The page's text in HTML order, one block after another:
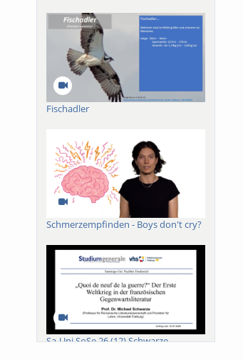
Fischadler
Schmerzempfinden - Boys don't cry?
Sa-Uni SoSe 26 (12) Schwarze